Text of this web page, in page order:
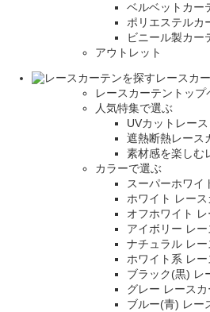
ベルベットカー
ポリエステルカ
ビニール製カー
アウトレット
レースカ
レースカーテントップ
人気特集で選ぶ
UVカットレース
遮熱断熱レース
素材感を楽しむ
カラーで選ぶ
スーパーホワイ
ホワイト レース
オフホワイト
アイボリー レ
ナチュラル レ
ホワイト系 レ
ブラック(黒) レ
グレー レースカ
ブルー(青) レー